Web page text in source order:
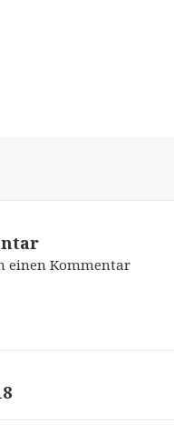
Bbv Bericht 1
einen Kommentar